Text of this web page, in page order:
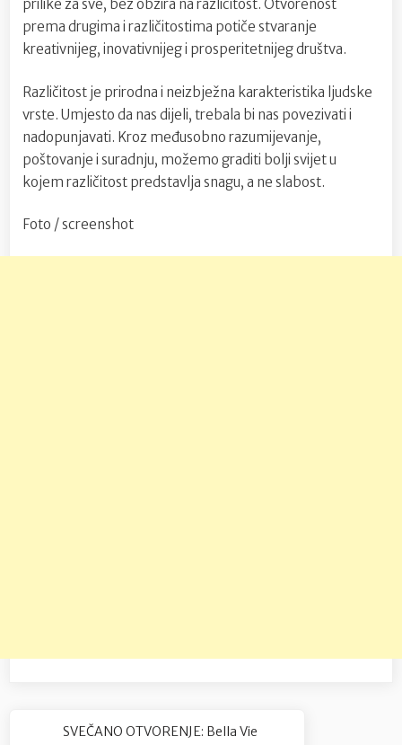
prilike za sve, bez obzira na različitost. Otvorenost
prema drugima i različitostima potiče stvaranje
kreativnijeg, inovativnijeg i prosperitetnijeg društva.
Različitost je prirodna i neizbježna karakteristika ljudske
vrste. Umjesto da nas dijeli, trebala bi nas povezivati i
nadopunjavati. Kroz međusobno razumijevanje,
poštovanje i suradnju, možemo graditi bolji svijet u
kojem različitost predstavlja snagu, a ne slabost.
Foto / screenshot
Navigacija
Previous
SVEČANO OTVORENJE: Bella Vie